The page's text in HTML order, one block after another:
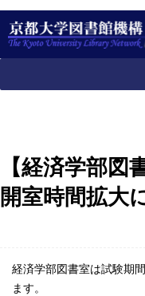
【経済学部図
開室時間拡大
経済学部図書室は試験期
ます。